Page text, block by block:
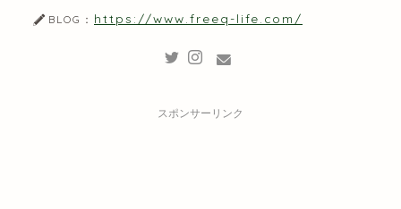
BLOG： https://www.freeq-life.com/
スポンサーリンク